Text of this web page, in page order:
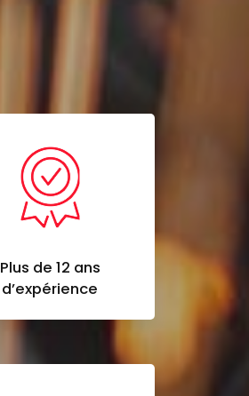
Plus de 12 ans
d’expérience